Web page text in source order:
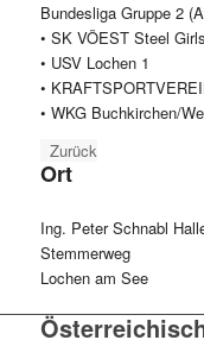
Bundesliga Gruppe 2
• SK VÖEST Steel
• USV Lochen 1
•
• WKG Buchkirchen/
Zurück
Ort
Ing. Peter Schnabl
Stemmerweg
Lochen am See